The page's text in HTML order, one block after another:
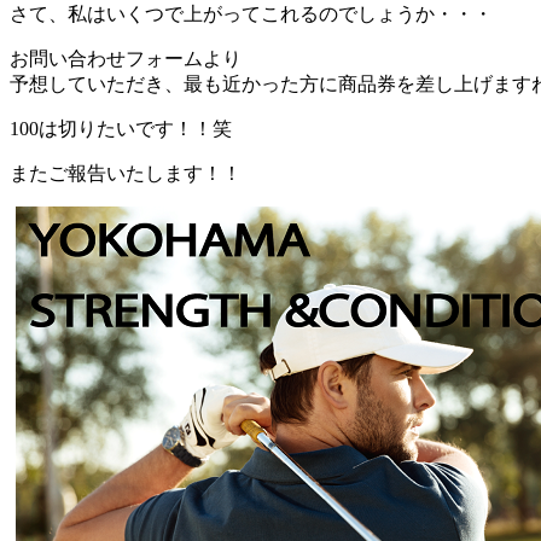
さて、私はいくつで上がってこれるのでしょうか・・・
お問い合わせフォームより
予想していただき、最も近かった方に商品券を差し上げます
100は切りたいです！！笑
またご報告いたします！！